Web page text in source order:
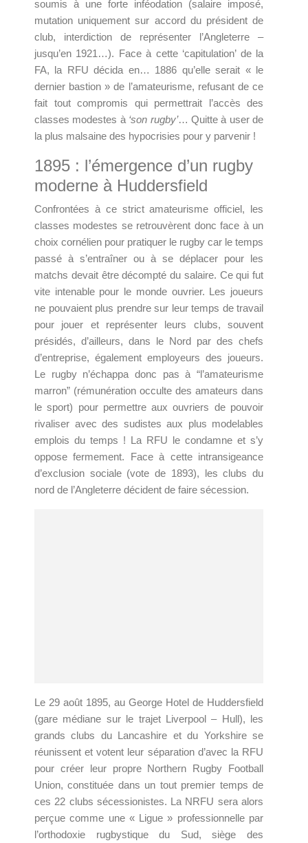
soumis à une forte inféodation (salaire imposé,
mutation uniquement sur accord du président de
club, interdiction de représenter l’Angleterre –
jusqu’en 1921…). Face à cette ‘capitulation’ de la
FA, la RFU décida en… 1886 qu’elle serait « le
dernier bastion » de l’amateurisme, refusant de ce
fait tout compromis qui permettrait l’accès des
classes modestes à ‘son rugby’… Quitte à user de
la plus malsaine des hypocrisies pour y parvenir !
1895 : l’émergence d’un rugby
moderne à Huddersfield
Confrontées à ce strict amateurisme officiel, les
classes modestes se retrouvèrent donc face à un
choix cornélien pour pratiquer le rugby car le temps
passé à s’entraîner ou à se déplacer pour les
matchs devait être décompté du salaire. Ce qui fut
vite intenable pour le monde ouvrier. Les joueurs
ne pouvaient plus prendre sur leur temps de travail
pour jouer et représenter leurs clubs, souvent
présidés, d’ailleurs, dans le Nord par des chefs
d’entreprise, également employeurs des joueurs.
Le rugby n’échappa donc pas à “l’amateurisme
marron” (rémunération occulte des amateurs dans
le sport) pour permettre aux ouvriers de pouvoir
rivaliser avec des sudistes aux plus modelables
emplois du temps ! La RFU le condamne et s’y
oppose fermement. Face à cette intransigeance
d’exclusion sociale (vote de 1893), les clubs du
nord de l’Angleterre décident de faire sécession.
Le 29 août 1895, au George Hotel de Huddersfield
(gare médiane sur le trajet Liverpool – Hull), les
grands clubs du Lancashire et du Yorkshire se
réunissent et votent leur séparation d’avec la RFU
pour créer leur propre Northern Rugby Football
Union, constituée dans un tout premier temps de
ces 22 clubs sécessionistes. La NRFU sera alors
perçue comme une « Ligue » professionnelle par
l’orthodoxie rugbystique du Sud, siège des